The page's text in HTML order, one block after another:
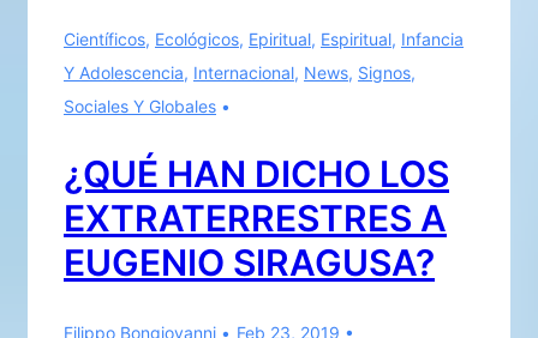
su
mal,
llora
penas»
Científicos, Ecológicos, Epiritual, Espiritual, Infancia
Y Adolescencia, Internacional, News, Signos,
Sociales Y Globales
¿QUÉ HAN DICHO LOS
EXTRATERRESTRES A
EUGENIO SIRAGUSA?
Filippo Bongiovanni Feb 23, 2019